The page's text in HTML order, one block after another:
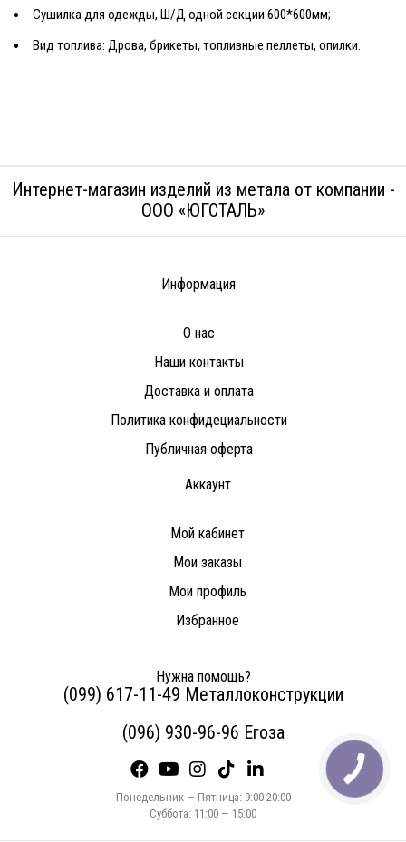
Сушилка для одежды, Ш/Д одной секции 600*600мм;
Вид топлива: Дрова, брикеты, топливные пеллеты, опилки.
Интернет-магазин изделий из метала от компании -
ООО «ЮГСТАЛЬ»
Информация
О нас
Наши контакты
Доставка и оплата
Политика конфидециальности
Публичная оферта
Аккаунт
Мой кабинет
Мои заказы
Мои профиль
Избранное
Нужна помощь?
(099) 617-11-49 Металлоконструкции
(096) 930-96-96 Егоза
Понедельник — Пятница: 9:00-20:00
Суббота: 11:00 — 15:00